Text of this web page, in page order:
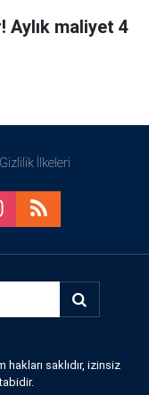
Aylık maliyet 4
Gizlilik İlkeleri
saklıdır, izinsiz